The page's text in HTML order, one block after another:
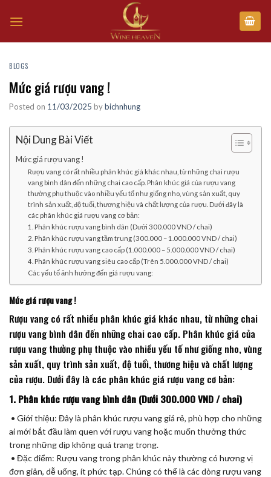
BLOGS
Mức giá rượu vang !
Posted on 11/03/2025 bybichnhung
Nội Dung Bài Viết
Mức giá rượu vang !
Rượu vang có rất nhiều phân khúc giá khác nhau, từ những chai rượu
vang bình dân đến những chai cao cấp. Phân khúc giá của rượu vang
thường phụ thuộc vào nhiều yếu tố như giống nho, vùng sản xuất, quy
trình sản xuất, độ tuổi, thương hiệu và chất lượng của rượu. Dưới đây là
các phân khúc giá rượu vang cơ bản:
1. Phân khúc rượu vang bình dân (Dưới 300.000 VND / chai)
2. Phân khúc rượu vang tầm trung (300.000 – 1.000.000 VND / chai)
3. Phân khúc rượu vang cao cấp (1.000.000 – 5.000.000 VND / chai)
4. Phân khúc rượu vang siêu cao cấp (Trên 5.000.000 VND / chai)
Các yếu tố ảnh hưởng đến giá rượu vang:
Mức giá rượu vang !
Rượu vang có rất nhiều phân khúc giá khác nhau, từ những chai
rượu vang bình dân đến những chai cao cấp. Phân khúc giá của
rượu vang thường phụ thuộc vào nhiều yếu tố như giống nho, vùng
sản xuất, quy trình sản xuất, độ tuổi, thương hiệu và chất lượng
của rượu. Dưới đây là các phân khúc giá rượu vang cơ bản:
1. Phân khúc rượu vang bình dân (Dưới 300.000 VND / chai)
• Giới thiệu: Đây là phân khúc rượu vang giá rẻ, phù hợp cho những
ai mới bắt đầu làm quen với rượu vang hoặc muốn thưởng thức
trong những dịp không quá trang trọng.
• Đặc điểm: Rượu vang trong phân khúc này thường có hương vị
đơn giản, dễ uống, ít phức tạp. Chúng có thể là các dòng rượu vang